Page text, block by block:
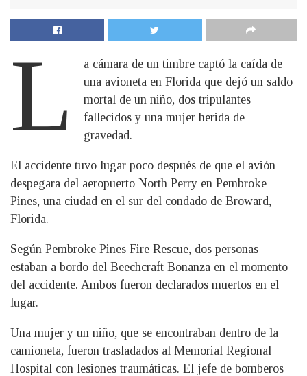
L
a cámara de un timbre captó la caída de
una avioneta en Florida que dejó un saldo
mortal de un niño, dos tripulantes
fallecidos y una mujer herida de
gravedad.
El accidente tuvo lugar poco después de que el avión
despegara del aeropuerto North Perry en Pembroke
Pines, una ciudad en el sur del condado de Broward,
Florida.
Según Pembroke Pines Fire Rescue, dos personas
estaban a bordo del Beechcraft Bonanza en el momento
del accidente. Ambos fueron declarados muertos en el
lugar.
Una mujer y un niño, que se encontraban dentro de la
camioneta, fueron trasladados al Memorial Regional
Hospital con lesiones traumáticas. El jefe de bomberos